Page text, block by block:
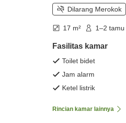
Dilarang Merokok
17 m² 1–2 tamu
Fasilitas kamar
Toilet bidet
Jam alarm
Ketel listrik
Rincian kamar lainnya